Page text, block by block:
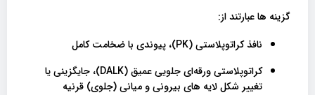
گزینه ها عبارتند از:
نافذ کراتوپلاستی (PK)، پیوندی با ضخامت کامل
کراتوپلاستی ورقه‌ای جلویی عمیق (DALK)، جایگزینی یا
تغییر شکل لایه های بیرونی و میانی (جلوی) قرنیه